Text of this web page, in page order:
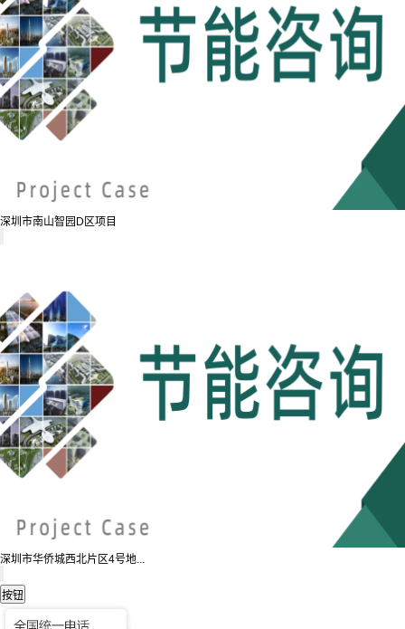
深圳市南山智园D区项目
深圳市华侨城西北片区4号地...